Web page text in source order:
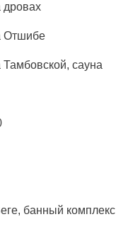
дровах
Отшибе
Тамбовской, сауна
банный комплекс